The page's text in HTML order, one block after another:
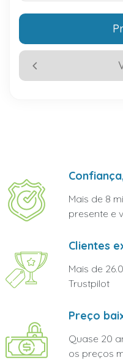
Mais de 8
presente e
Clientes
Mais de
Trustpilot
Preço
Quase 20
os preços